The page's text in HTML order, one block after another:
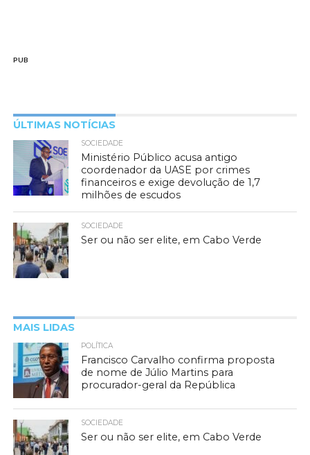
PUB
ÚLTIMAS NOTÍCIAS
SOCIEDADE
Ministério Público acusa antigo
coordenador da UASE por crimes
financeiros e exige devolução de 1,7
milhões de escudos
SOCIEDADE
Ser ou não ser elite, em Cabo Verde
MAIS LIDAS
POLÍTICA
Francisco Carvalho confirma proposta
de nome de Júlio Martins para
procurador-geral da República
SOCIEDADE
Ser ou não ser elite, em Cabo Verde